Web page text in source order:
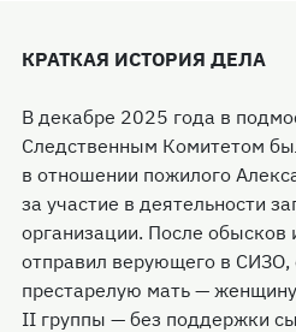
КРАТКАЯ ИСТОРИЯ ДЕЛА
В декабре 2025 года в
Следственным Комитетом
в отношении пожилого
за участие в деятельности
организации. После обысков
отправил верующего в СИЗО,
престарелую мать —
II группы — без поддержки